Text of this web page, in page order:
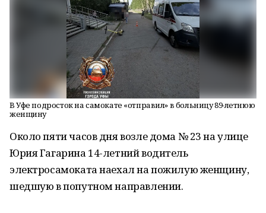
В Уфе подросток на самокате «отправил» в больницу 89-летнюю
женщину
Около пяти часов дня возле дома № 23 на улице
Юрия Гагарина 14-летний водитель
электросамоката наехал на пожилую женщину,
шедшую в попутном направлении.